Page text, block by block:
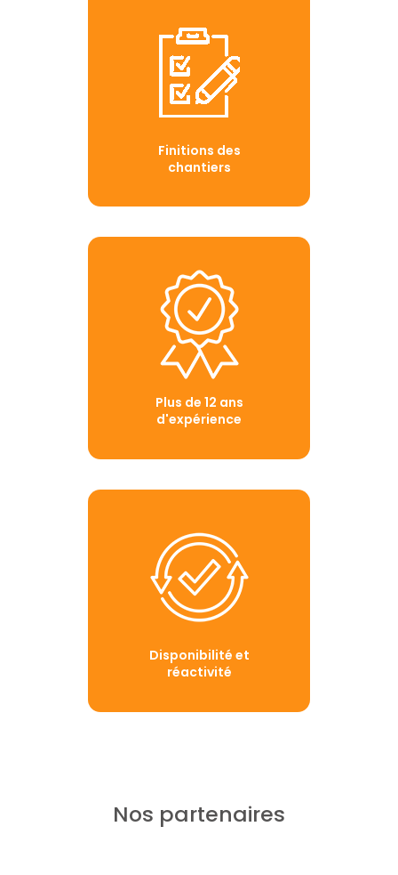
Finitions des
chantiers
Plus de 12 ans
d'expérience
Disponibilité et
réactivité
Nos partenaires